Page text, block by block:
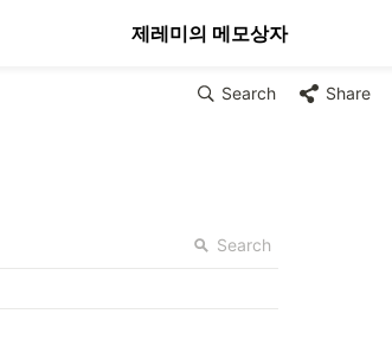
Search Share
Search
제레미의 메모상자